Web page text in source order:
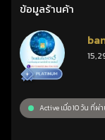
ข้อมูลร้านค้า
Active เมื่อ 10 วัน ที่ผ่